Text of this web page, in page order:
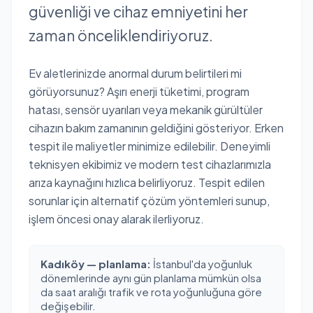
güvenliği ve cihaz emniyetini her
zaman önceliklendiriyoruz.
Ev aletlerinizde anormal durum belirtileri mi
görüyorsunuz? Aşırı enerji tüketimi, program
hatası, sensör uyarıları veya mekanik gürültüler
cihazın bakım zamanının geldiğini gösteriyor. Erken
tespit ile maliyetler minimize edilebilir. Deneyimli
teknisyen ekibimiz ve modern test cihazlarımızla
arıza kaynağını hızlıca belirliyoruz. Tespit edilen
sorunlar için alternatif çözüm yöntemleri sunup,
işlem öncesi onay alarak ilerliyoruz.
Kadıköy — planlama: İstanbul'da yoğunluk
dönemlerinde aynı gün planlama mümkün olsa
da saat aralığı trafik ve rota yoğunluğuna göre
değişebilir.